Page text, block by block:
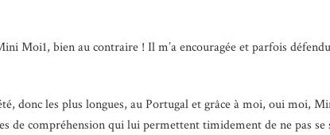
Moi1, bien au contraire ! Il m’a encouragée et parfois
donc les plus longues, au Portugal et grâce à moi, oui moi,
de compréhension qui lui permettent timidement de ne pas se